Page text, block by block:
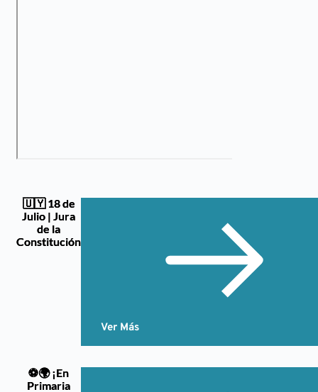
🇺🇾 18 de
Julio | Jura
de la
Constitución
Ver Más
⚽🌍 ¡En
Primaria